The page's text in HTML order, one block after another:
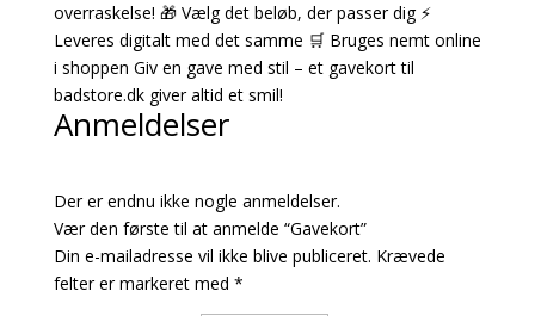
overraskelse! 🎁 Vælg det beløb, der passer dig ⚡
Leveres digitalt med det samme 🛒 Bruges nemt online
i shoppen Giv en gave med stil – et gavekort til
badstore.dk giver altid et smil!
Anmeldelser
Der er endnu ikke nogle anmeldelser.
Vær den første til at anmelde “Gavekort”
Din e-mailadresse vil ikke blive publiceret. Krævede
felter er markeret med *